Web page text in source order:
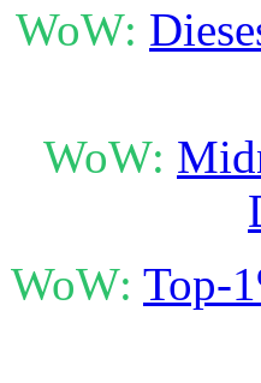
WoW:
WoW:
WoW: Top-